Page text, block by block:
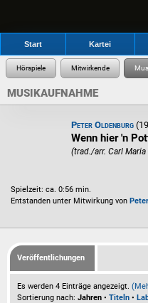
Start Kartei
MUSIKAUFNAHME
Peter Oldenburg
Wenn hier 'n
(trad./arr. Carl Maria
Spielzeit: ca. 0:56 min.
Entstanden unter Mitwirkung von
Veröffentlichungen
Es werden 4 Einträge angezeigt.
Sortierung nach: Jahren • Titeln •